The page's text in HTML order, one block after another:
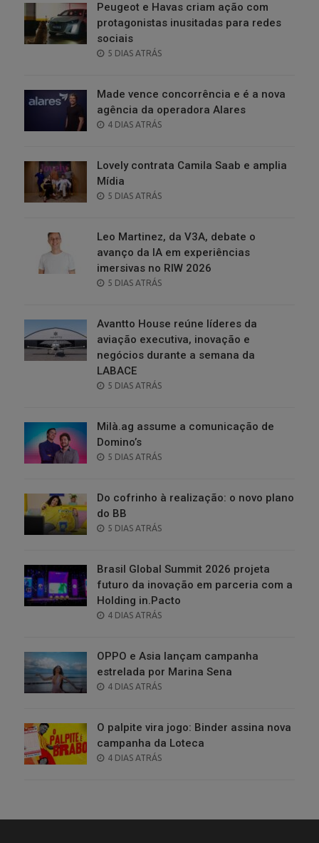
Peugeot e Havas criam ação com
protagonistas inusitadas para redes
sociais
POSTED
5 DIAS ATRÁS
Made vence concorrência e é a nova
agência da operadora Alares
POSTED
4 DIAS ATRÁS
Lovely contrata Camila Saab e amplia
Mídia
POSTED
5 DIAS ATRÁS
Leo Martinez, da V3A, debate o
avanço da IA em experiências
imersivas no RIW 2026
POSTED
5 DIAS ATRÁS
Avantto House reúne líderes da
aviação executiva, inovação e
negócios durante a semana da
LABACE
POSTED
5 DIAS ATRÁS
Milà.ag assume a comunicação de
Domino’s
POSTED
5 DIAS ATRÁS
Do cofrinho à realização: o novo plano
do BB
POSTED
5 DIAS ATRÁS
Brasil Global Summit 2026 projeta
futuro da inovação em parceria com a
Holding in.Pacto
POSTED
4 DIAS ATRÁS
OPPO e Asia lançam campanha
estrelada por Marina Sena
POSTED
4 DIAS ATRÁS
O palpite vira jogo: Binder assina nova
campanha da Loteca
POSTED
4 DIAS ATRÁS